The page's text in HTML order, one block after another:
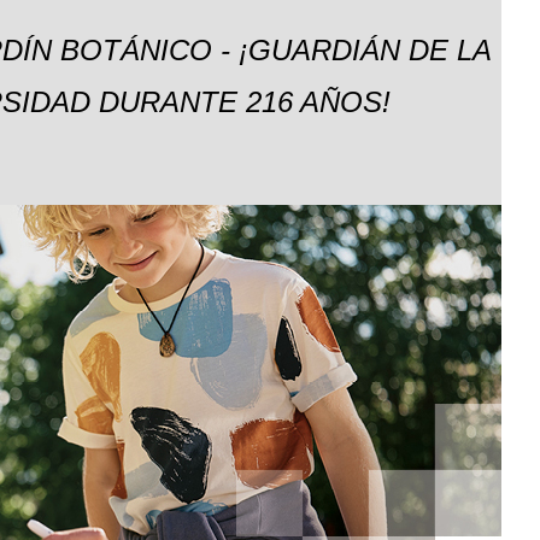
BOTÁNICO - ¡GUARDIÁN DE LA
DURANTE 216 AÑOS!